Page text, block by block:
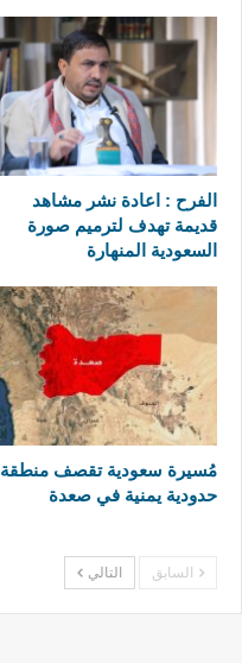
الفرح : اعادة نشر مشاهد
قديمة تهدف لترميم صورة
السعودية المنهارة
مُسيرة سعودية تقصف منطقة
حدودية يمنية في صعدة
السابق التالي